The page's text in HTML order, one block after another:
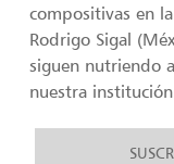
compositivas en
Rodrigo Sigal
siguen nutriendo
nuestra